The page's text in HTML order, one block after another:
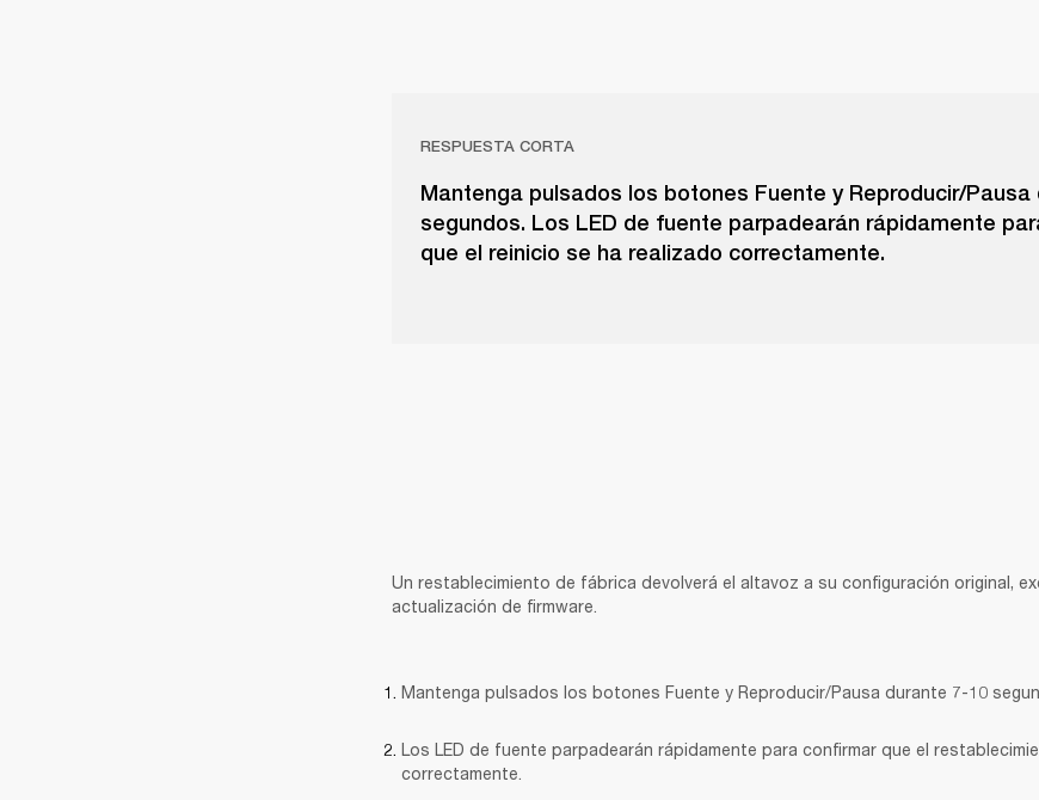
RESPUESTA CORTA
Mantenga pulsados los botones Fuente y Reproducir/Pausa
segundos. Los LED de fuente parpadearán rápidamente
que el reinicio se ha realizado correctamente.
Un restablecimiento de fábrica devolverá el altavoz a su configuración original,
actualización de firmware.
Mantenga pulsados los botones Fuente y Reproducir/Pausa durante 7-10
Los LED de fuente parpadearán rápidamente para confirmar que el
correctamente.